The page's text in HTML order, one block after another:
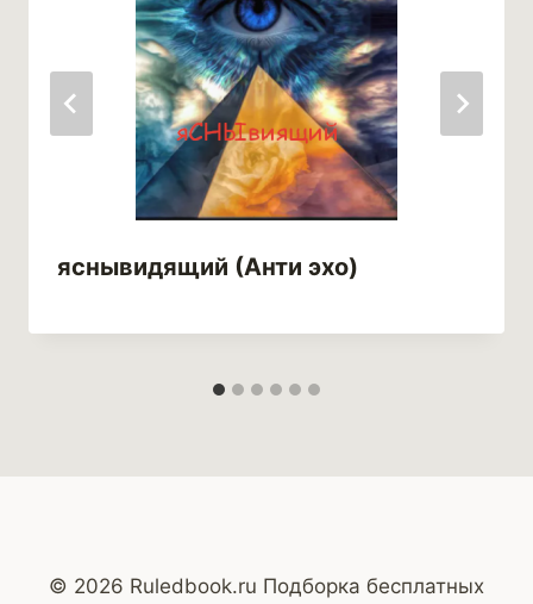
яснывидящий (Анти эхо)
© 2026 Ruledbook.ru Подборка бесплатных